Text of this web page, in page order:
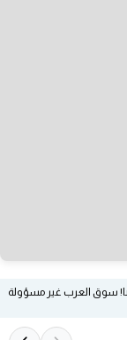
سوق العرب غير مسؤولة